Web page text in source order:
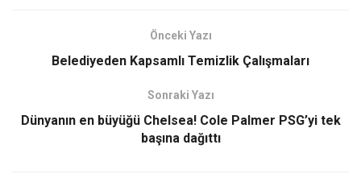
Önceki Yazı
Belediyeden Kapsamlı Temizlik Çalışmaları
Sonraki Yazı
Dünyanın en büyüğü Chelsea! Cole Palmer PSG’yi tek
başına dağıttı